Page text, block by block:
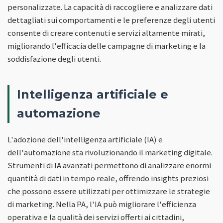
personalizzate. La capacità di raccogliere e analizzare dati
dettagliati sui comportamenti e le preferenze degli utenti
consente di creare contenuti e servizi altamente mirati,
migliorando l'efficacia delle campagne di marketing e la
soddisfazione degli utenti.
Intelligenza artificiale e
automazione
L'adozione dell'intelligenza artificiale (IA) e
dell'automazione sta rivoluzionando il marketing digitale.
Strumenti di IA avanzati permettono di analizzare enormi
quantità di dati in tempo reale, offrendo insights preziosi
che possono essere utilizzati per ottimizzare le strategie
di marketing. Nella PA, l'IA può migliorare l'efficienza
operativa e la qualità dei servizi offerti ai cittadini,